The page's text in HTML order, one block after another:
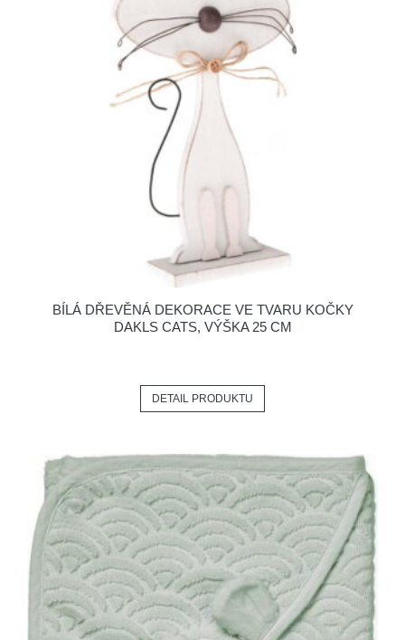
BÍLÁ DŘEVĚNÁ DEKORACE VE TVARU KOČKY
DAKLS CATS, VÝŠKA 25 CM
DETAIL PRODUKTU